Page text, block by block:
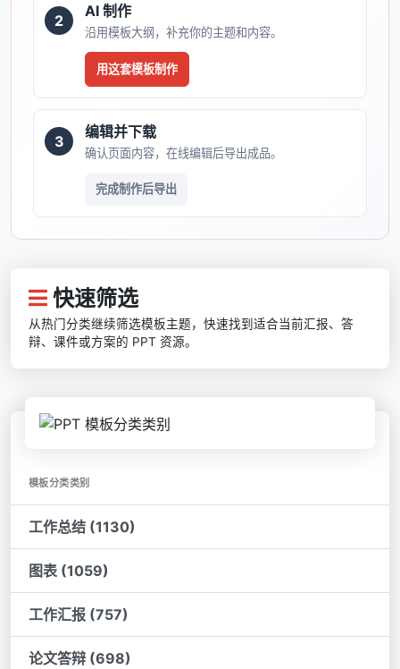
2
AI 制作
沿用模板大纲，补充你的主题和内容。
用这套模板制作
3
编辑并下载
确认页面内容，在线编辑后导出成品。
完成制作后导出
快速筛选
从热门分类继续筛选模板主题，快速找到适合当前汇报、答
辩、课件或方案的 PPT 资源。
模板分类类别
工作总结 (1130)
图表 (1059)
工作汇报 (757)
论文答辩 (698)